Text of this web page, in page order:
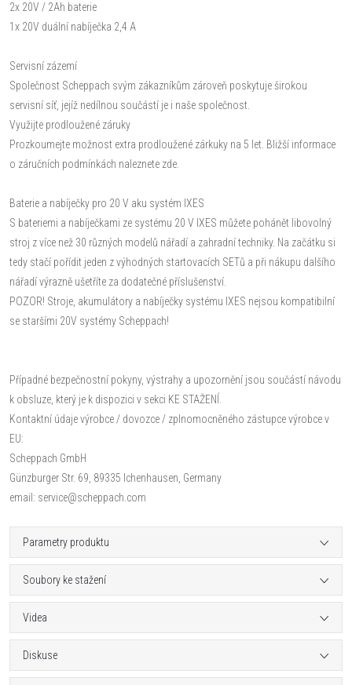
2x 20V / 2Ah baterie
1x 20V duální nabíječka 2,4 A
Servisní zázemí
Společnost Scheppach svým zákazníkům zároveň poskytuje širokou
servisní síť, jejíž nedílnou součástí je i naše společnost.
Využijte prodloužené záruky
Prozkoumejte možnost extra prodloužené zárkuky na 5 let. Bližší informace
o záručních podmínkách naleznete zde.
Baterie a nabíječky pro 20 V aku systém IXES
S bateriemi a nabíječkami ze systému 20 V IXES můžete pohánět libovolný
stroj z více než 30 různých modelů nářadí a zahradní techniky. Na začátku si
tedy stačí pořídit jeden z výhodných startovacích SETů a při nákupu dalšího
nářadí výrazně ušetříte za dodatečné příslušenství.
POZOR! Stroje, akumulátory a nabíječky systému IXES nejsou kompatibilní
se staršími 20V systémy Scheppach!
Případné bezpečnostní pokyny, výstrahy a upozornění jsou součástí návodu
k obsluze, který je k dispozici v sekci KE STAŽENÍ.
Kontaktní údaje výrobce / dovozce / zplnomocněného zástupce výrobce v
EU:
Scheppach GmbH
Günzburger Str. 69, 89335 Ichenhausen, Germany
email: service@scheppach.com
Parametry produktu
Soubory ke stažení
Videa
Diskuse